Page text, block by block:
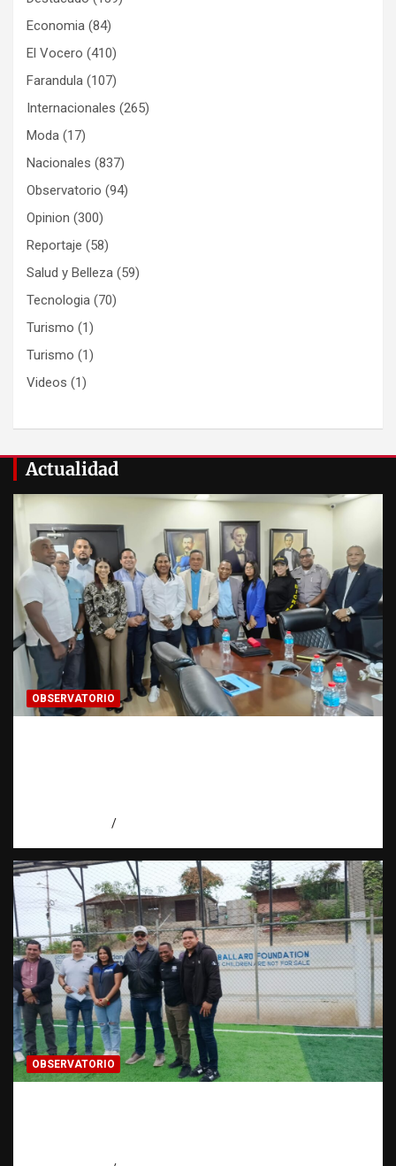
Economia (84)
El Vocero (410)
Farandula (107)
Internacionales (265)
Moda (17)
Nacionales (837)
Observatorio (94)
Opinion (300)
Reportaje (58)
Salud y Belleza (59)
Tecnologia (70)
Turismo (1)
Turismo (1)
Videos (1)
Actualidad
OBSERVATORIO
OBSERVATORIO